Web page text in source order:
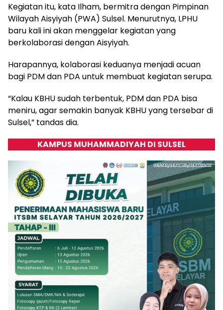
Kegiatan itu, kata Ilham, bermitra dengan Pimpinan
Wilayah Aisyiyah (PWA) Sulsel. Menurutnya, LPHU
baru kali ini akan menggelar kegiatan yang
berkolaborasi dengan Aisyiyah.
Harapannya, kolaborasi keduanya menjadi acuan
bagi PDM dan PDA untuk membuat kegiatan serupa.
“Kalau KBHU sudah terbentuk, PDM dan PDA bisa
meniru, agar semakin banyak KBHU yang tersebar di
Sulsel,” tandas dia.
KAMPUS MUHAMMADIYAH DI SULSEL